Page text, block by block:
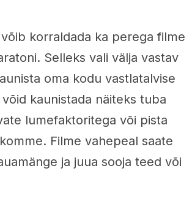
korraldada ka perega filme
Selleks vali välja vastav
oma kodu vastlatalvise
kaunistada näiteks tuba
lumefaktoritega või pista
Filme vahepeal saate
ja juua sooja teed või